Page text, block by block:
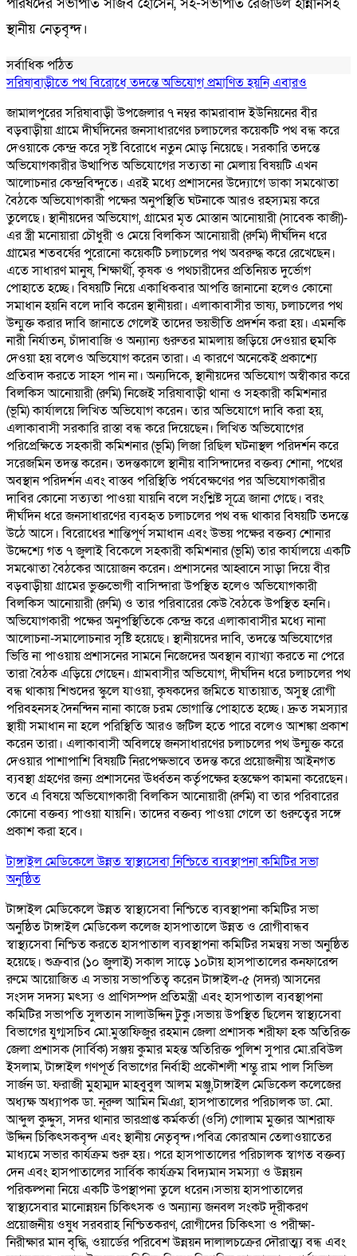
পরিষদের সভাপতি সজিব হোসেন, সহ-সভাপতি রেজাউল হান্নানসহ
স্থানীয় নেতৃবৃন্দ।
সর্বাধিক পঠিত
সরিষাবাড়ীতে পথ বিরোধে তদন্তে অভিযোগ প্রমাণিত হয়নি এবারও
জামালপুরের সরিষাবাড়ী উপজেলার ৭ নম্বর কামরাবাদ ইউনিয়নের বীর
বড়বাড়ীয়া গ্রামে দীর্ঘদিনের জনসাধারণের চলাচলের কয়েকটি পথ বন্ধ করে
দেওয়াকে কেন্দ্র করে সৃষ্ট বিরোধে নতুন মোড় নিয়েছে। সরকারি তদন্তে
অভিযোগকারীর উত্থাপিত অভিযোগের সত্যতা না মেলায় বিষয়টি এখন
আলোচনার কেন্দ্রবিন্দুতে। এরই মধ্যে প্রশাসনের উদ্যোগে ডাকা সমঝোতা
বৈঠকে অভিযোগকারী পক্ষের অনুপস্থিতি ঘটনাকে আরও রহস্যময় করে
তুলেছে। স্থানীয়দের অভিযোগ, গ্রামের মৃত মোস্তান আনোয়ারী (সাবেক কাজী)-
এর স্ত্রী মনোয়ারা চৌধুরী ও মেয়ে বিলকিস আনোয়ারী (রুমি) দীর্ঘদিন ধরে
গ্রামের শতবর্ষের পুরোনো কয়েকটি চলাচলের পথ অবরুদ্ধ করে রেখেছেন।
এতে সাধারণ মানুষ, শিক্ষার্থী, কৃষক ও পথচারীদের প্রতিনিয়ত দুর্ভোগ
পোহাতে হচ্ছে। বিষয়টি নিয়ে একাধিকবার আপত্তি জানানো হলেও কোনো
সমাধান হয়নি বলে দাবি করেন স্থানীয়রা। এলাকাবাসীর ভাষ্য, চলাচলের পথ
উন্মুক্ত করার দাবি জানাতে গেলেই তাদের ভয়ভীতি প্রদর্শন করা হয়। এমনকি
নারী নির্যাতন, চাঁদাবাজি ও অন্যান্য গুরুতর মামলায় জড়িয়ে দেওয়ার হুমকি
দেওয়া হয় বলেও অভিযোগ করেন তারা। এ কারণে অনেকেই প্রকাশ্যে
প্রতিবাদ করতে সাহস পান না। অন্যদিকে, স্থানীয়দের অভিযোগ অস্বীকার করে
বিলকিস আনোয়ারী (রুমি) নিজেই সরিষাবাড়ী থানা ও সহকারী কমিশনার
(ভূমি) কার্যালয়ে লিখিত অভিযোগ করেন। তার অভিযোগে দাবি করা হয়,
এলাকাবাসী সরকারি রাস্তা বন্ধ করে দিয়েছেন। লিখিত অভিযোগের
পরিপ্রেক্ষিতে সহকারী কমিশনার (ভূমি) লিজা রিছিল ঘটনাস্থল পরিদর্শন করে
সরেজমিন তদন্ত করেন। তদন্তকালে স্থানীয় বাসিন্দাদের বক্তব্য শোনা, পথের
অবস্থান পরিদর্শন এবং বাস্তব পরিস্থিতি পর্যবেক্ষণের পর অভিযোগকারীর
দাবির কোনো সত্যতা পাওয়া যায়নি বলে সংশ্লিষ্ট সূত্রে জানা গেছে। বরং
দীর্ঘদিন ধরে জনসাধারণের ব্যবহৃত চলাচলের পথ বন্ধ থাকার বিষয়টি তদন্তে
উঠে আসে। বিরোধের শান্তিপূর্ণ সমাধান এবং উভয় পক্ষের বক্তব্য শোনার
উদ্দেশ্যে গত ৭ জুলাই বিকেলে সহকারী কমিশনার (ভূমি) তার কার্যালয়ে একটি
সমঝোতা বৈঠকের আয়োজন করেন। প্রশাসনের আহ্বানে সাড়া দিয়ে বীর
বড়বাড়ীয়া গ্রামের ভুক্তভোগী বাসিন্দারা উপস্থিত হলেও অভিযোগকারী
বিলকিস আনোয়ারী (রুমি) ও তার পরিবারের কেউ বৈঠকে উপস্থিত হননি।
অভিযোগকারী পক্ষের অনুপস্থিতিকে কেন্দ্র করে এলাকাবাসীর মধ্যে নানা
আলোচনা-সমালোচনার সৃষ্টি হয়েছে। স্থানীয়দের দাবি, তদন্তে অভিযোগের
ভিত্তি না পাওয়ায় প্রশাসনের সামনে নিজেদের অবস্থান ব্যাখ্যা করতে না পেরে
তারা বৈঠক এড়িয়ে গেছেন। গ্রামবাসীর অভিযোগ, দীর্ঘদিন ধরে চলাচলের পথ
বন্ধ থাকায় শিশুদের স্কুলে যাওয়া, কৃষকদের জমিতে যাতায়াত, অসুস্থ রোগী
পরিবহনসহ দৈনন্দিন নানা কাজে চরম ভোগান্তি পোহাতে হচ্ছে। দ্রুত সমস্যার
স্থায়ী সমাধান না হলে পরিস্থিতি আরও জটিল হতে পারে বলেও আশঙ্কা প্রকাশ
করেন তারা। এলাকাবাসী অবিলম্বে জনসাধারণের চলাচলের পথ উন্মুক্ত করে
দেওয়ার পাশাপাশি বিষয়টি নিরপেক্ষভাবে তদন্ত করে প্রয়োজনীয় আইনগত
ব্যবস্থা গ্রহণের জন্য প্রশাসনের ঊর্ধ্বতন কর্তৃপক্ষের হস্তক্ষেপ কামনা করেছেন।
তবে এ বিষয়ে অভিযোগকারী বিলকিস আনোয়ারী (রুমি) বা তার পরিবারের
কোনো বক্তব্য পাওয়া যায়নি। তাদের বক্তব্য পাওয়া গেলে তা গুরুত্বের সঙ্গে
প্রকাশ করা হবে।
টাঙ্গাইল মেডিকেলে উন্নত স্বাস্থ্যসেবা নিশ্চিতে ব্যবস্থাপনা কমিটির সভা
অনুষ্ঠিত
টাঙ্গাইল মেডিকেলে উন্নত স্বাস্থ্যসেবা নিশ্চিতে ব্যবস্থাপনা কমিটির সভা
অনুষ্ঠিত টাঙ্গাইল মেডিকেল কলেজ হাসপাতালে উন্নত ও রোগীবান্ধব
স্বাস্থ্যসেবা নিশ্চিত করতে হাসপাতাল ব্যবস্থাপনা কমিটির সমন্বয় সভা অনুষ্ঠিত
হয়েছে। শুক্রবার (১০ জুলাই) সকাল সাড়ে ১০টায় হাসপাতালের কনফারেন্স
রুমে আয়োজিত এ সভায় সভাপতিত্ব করেন টাঙ্গাইল-৫ (সদর) আসনের
সংসদ সদস্য মৎস্য ও প্রাণিসম্পদ প্রতিমন্ত্রী এবং হাসপাতাল ব্যবস্থাপনা
কমিটির সভাপতি সুলতান সালাউদ্দিন টুকু।সভায় উপস্থিত ছিলেন স্বাস্থ্যসেবা
বিভাগের যুগ্মসচিব মো.মুস্তাফিজুর রহমান জেলা প্রশাসক শরীফা হক অতিরিক্ত
জেলা প্রশাসক (সার্বিক) সঞ্জয় কুমার মহন্ত অতিরিক্ত পুলিশ সুপার মো.রবিউল
ইসলাম, টাঙ্গাইল গণপূর্ত বিভাগের নির্বাহী প্রকৌশলী শম্ভু রাম পাল সিভিল
সার্জন ডা. ফরাজী মুহাম্মদ মাহবুবুল আলম মঞ্জু,টাঙ্গাইল মেডিকেল কলেজের
অধ্যক্ষ অধ্যাপক ডা. নূরুল আমিন মিঞা, হাসপাতালের পরিচালক ডা. মো.
আব্দুল কুদ্দুস, সদর থানার ভারপ্রাপ্ত কর্মকর্তা (ওসি) গোলাম মুক্তার আশরাফ
উদ্দিন চিকিৎসকবৃন্দ এবং স্থানীয় নেতৃবৃন্দ।পবিত্র কোরআন তেলাওয়াতের
মাধ্যমে সভার কার্যক্রম শুরু হয়। পরে হাসপাতালের পরিচালক স্বাগত বক্তব্য
দেন এবং হাসপাতালের সার্বিক কার্যক্রম বিদ্যমান সমস্যা ও উন্নয়ন
পরিকল্পনা নিয়ে একটি উপস্থাপনা তুলে ধরেন।সভায় হাসপাতালের
স্বাস্থ্যসেবার মানোন্নয়ন চিকিৎসক ও অন্যান্য জনবল সংকট দূরীকরণ
প্রয়োজনীয় ওষুধ সরবরাহ নিশ্চিতকরণ, রোগীদের চিকিৎসা ও পরীক্ষা-
নিরীক্ষার মান বৃদ্ধি, ওয়ার্ডের পরিবেশ উন্নয়ন দালালচক্রের দৌরাত্ম্য বন্ধ এবং